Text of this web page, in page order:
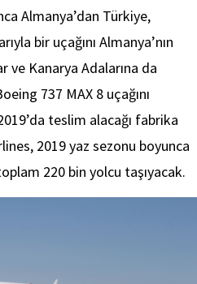
Almanya’dan Türkiye,
bir uçağını Almanya’nın
ve Kanarya Adalarına da
737 MAX 8 uçağını
teslim alacağı fabrika
2019 yaz sezonu boyunca
220 bin yolcu taşıyacak.